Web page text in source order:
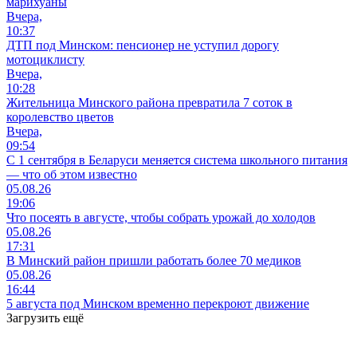
Вчера,
10:37
ДТП под Минском: пенсионер не уступил дорогу
мотоциклисту
Вчера,
10:28
Жительница Минского района превратила 7 соток в
королевство цветов
Вчера,
09:54
С 1 сентября в Беларуси меняется система школьного питания
— что об этом известно
05.08.26
19:06
Что посеять в августе, чтобы собрать урожай до холодов
05.08.26
17:31
В Минский район пришли работать более 70 медиков
05.08.26
16:44
5 августа под Минском временно перекроют движение
Загрузить ещё